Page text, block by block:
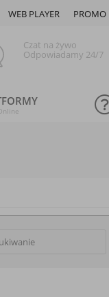
PROMO
WEB PLAYER
Czat na żywo
Odpowiadamy 24/7